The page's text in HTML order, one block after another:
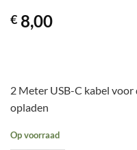
€ 8,00
2 Meter USB-C kabel
opladen
Op voorraad